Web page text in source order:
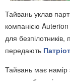
Тайвань уклав
компанією
для безпілотників,
передають
Тайвань має намір